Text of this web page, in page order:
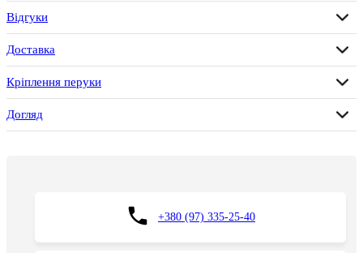
Відгуки
Доставка
Кріплення перуки
Догляд
+380 (97) 335-25-40